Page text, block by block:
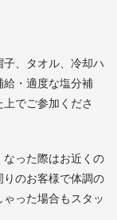
、タオル、冷却ハ
・適度な塩分補
でご参加くださ
った際はお近くの
のお客様で体調の
った場合もスタッ